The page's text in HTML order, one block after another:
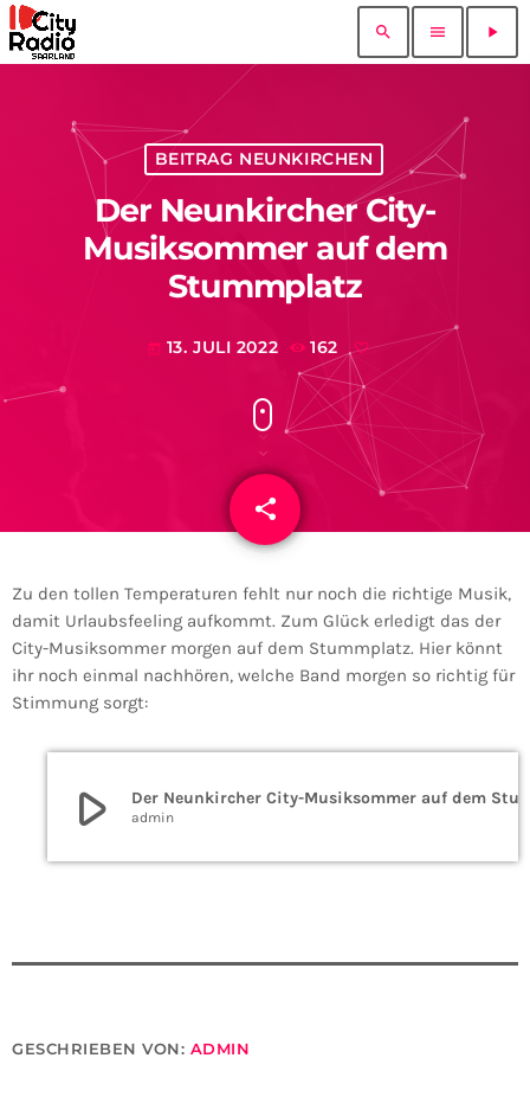
search menu play_arrow
BEITRAG NEUNKIRCHEN
Der Neunkircher City-
Musiksommer auf dem
Stummplatz
today 13. JULI 2022 162
share
email
Zu den tollen Temperaturen fehlt nur noch die richtige Musik,
damit Urlaubsfeeling aufkommt. Zum Glück erledigt das der
City-Musiksommer morgen auf dem Stummplatz. Hier könnt
ihr noch einmal nachhören, welche Band morgen so richtig für
Stimmung sorgt:
play_arrow admin
GESCHRIEBEN VON: ADMIN